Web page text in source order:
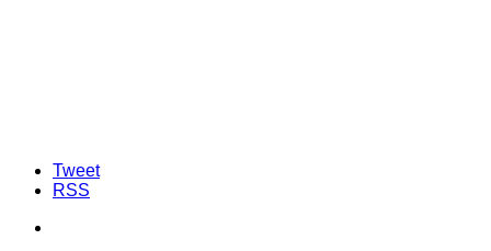
Tweet
RSS